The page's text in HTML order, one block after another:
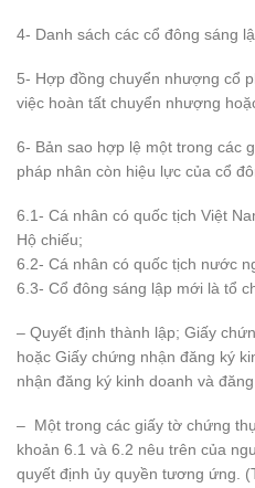
4- Danh sách các cổ đông sáng
5- Hợp đồng chuyển nhượng cổ
việc hoàn tất chuyển nhượng
6- Bản sao hợp lệ một trong các
pháp nhân còn hiệu lực của cổ
6.1- Cá nhân có quốc tịch Việt
Hộ chiếu;
6.2- Cá nhân có quốc tịch nước
6.3- Cổ đông sáng lập mới là tổ
– Quyết định thành lập; Giấy
hoặc Giấy chứng nhận đăng ký
nhận đăng ký kinh doanh và
– Một trong các giấy tờ chứng
khoản 6.1 và 6.2 nêu trên của
quyết định ủy quyền tương ứng.